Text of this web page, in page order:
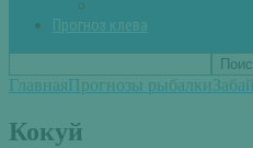
Прогноз клева
ГлавнаяПрогнозы рыбалки
Кокуй